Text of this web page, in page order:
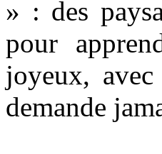
» : des
pour
joyeux,
demande